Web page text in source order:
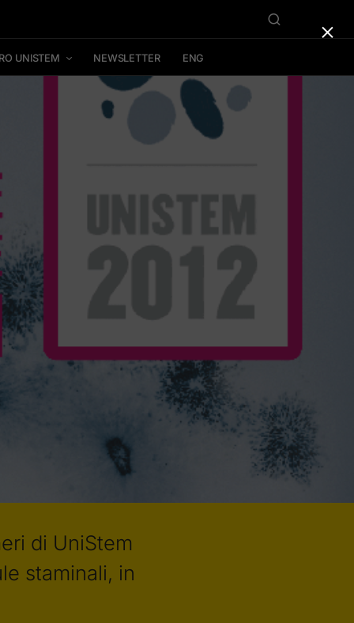
UNISTEM NEWSLETTER ENG
di UniStem
staminali, in
×